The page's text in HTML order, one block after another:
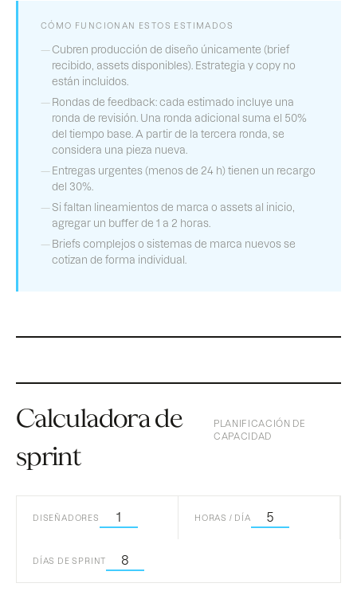
CÓMO FUNCIONAN ESTOS ESTIMADOS
Cubren producción de diseño únicamente (brief
recibido, assets disponibles). Estrategia y copy no
están incluidos.
Rondas de feedback: cada estimado incluye una
ronda de revisión. Una ronda adicional suma el 50%
del tiempo base. A partir de la tercera ronda, se
considera una pieza nueva.
Entregas urgentes (menos de 24 h) tienen un recargo
del 30%.
Si faltan lineamientos de marca o assets al inicio,
agregar un buffer de 1 a 2 horas.
Briefs complejos o sistemas de marca nuevos se
cotizan de forma individual.
Calculadora de
sprint
PLANIFICACIÓN DE
CAPACIDAD
DISEÑADORES HORAS / DÍA
DÍAS DE SPRINT